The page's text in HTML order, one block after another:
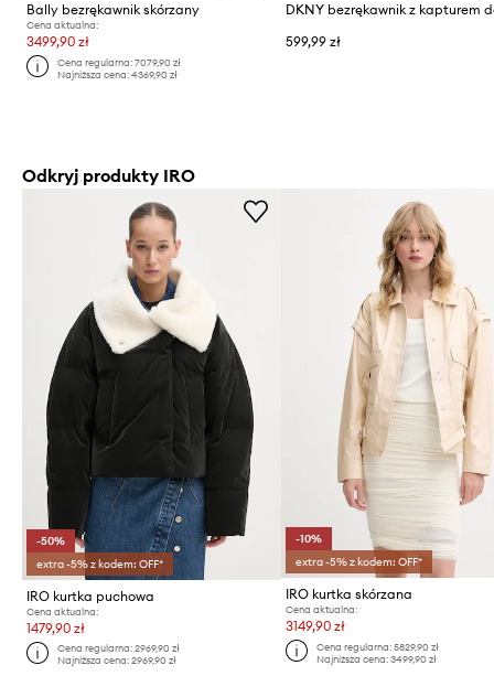
Bally bezrękawnik skórzany
Cena aktualna:
3499,90 zł
Cena regularna:7079,90 zł
Najniższa cena:4369,90 zł
DKNY bezrękawnik z kapturem
599,99 zł
Odkryj produkty IRO
-50%
extra -5% z kodem: OFF*
IRO kurtka puchowa
Cena aktualna:
1479,90 zł
Cena regularna:2969,90 zł
Najniższa cena:2969,90 zł
-10%
extra -5% z kodem: OFF*
IRO kurtka skórzana
Cena aktualna:
3149,90 zł
Cena regularna: 5829,90 zł
Najniższa cena: 3499,90 zł